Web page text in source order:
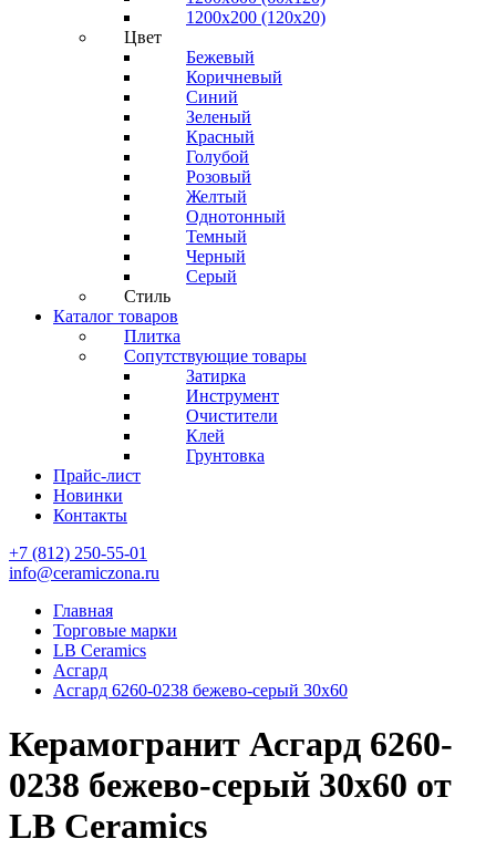
1200х200 (120x20)
Цвет
Бежевый
Коричневый
Синий
Зеленый
Красный
Голубой
Розовый
Желтый
Однотонный
Темный
Черный
Серый
Стиль
Каталог товаров
Плитка
Сопутствующие товары
Затирка
Инструмент
Очистители
Клей
Грунтовка
Прайс-лист
Новинки
Контакты
+7 (812) 250-55-01
info@ceramiczona.ru
Главная
Торговые марки
LB Ceramics
Асгард
Асгард 6260-0238 бежево-серый 30х60
Керамогранит Асгард 6260-
0238 бежево-серый 30х60 от
LB Ceramics